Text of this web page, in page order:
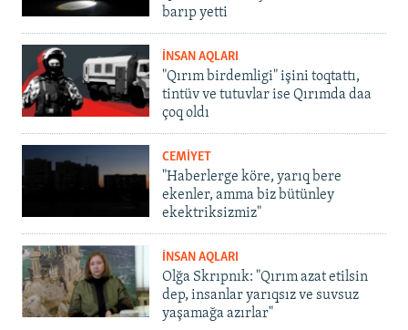
barıp yetti
İNSAN AQLARI
"Qırım birdemligi" işini toqtattı,
tintüv ve tutuvlar ise Qırımda daa
çoq oldı
CEMİYET
"Haberlerge köre, yarıq bere
ekenler, amma biz bütünley
ekektriksizmiz"
İNSAN AQLARI
Olğa Skrıpnık: "Qırım azat etilsin
dep, insanlar yarıqsız ve suvsuz
yaşamağa azırlar"